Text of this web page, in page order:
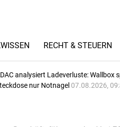
RECHT & STEUERN
analysiert Ladeverluste: Wallbox
nur Notnagel 07.08.2026,